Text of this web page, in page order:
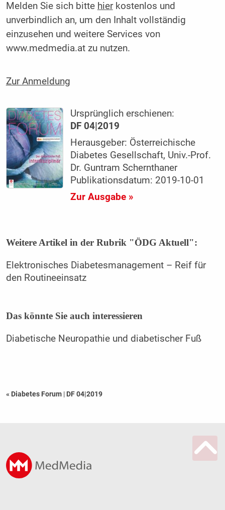
Melden Sie sich bitte hierkostenlos und
unverbindlich an, um den Inhalt vollständig
einzusehen und weitere Services von
www.medmedia.at zu nutzen.
Zur Anmeldung
Ursprünglich erschienen:
DF 04|2019
Herausgeber: Österreichische
Diabetes Gesellschaft, Univ.-Prof.
Dr. Guntram Schernthaner
Publikationsdatum: 2019-10-01
Zur Ausgabe »
Weitere Artikel in der Rubrik "ÖDG Aktuell":
Elektronisches Diabetesmanagement – Reif für
den Routineeinsatz
Das könnte Sie auch interessieren
Diabetische Neuropathie und diabetischer Fuß
« Diabetes Forum | DF 04|2019